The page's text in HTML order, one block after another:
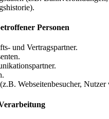
Personen
und Vertragspartner.
Webseitenbesucher,